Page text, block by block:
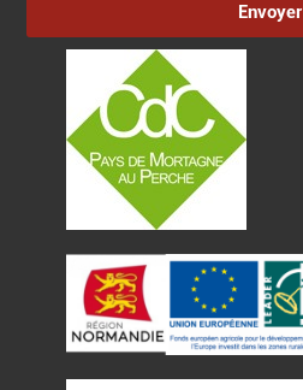
Envoyer